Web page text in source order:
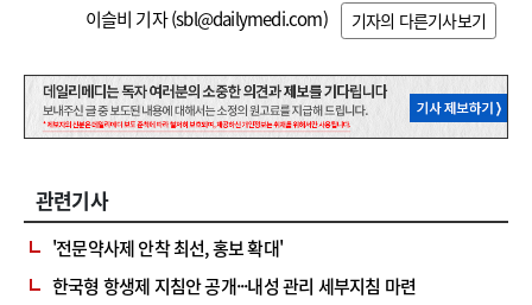
이슬비 기자 (sbl@dailymedi.com) 기자의 다른기사보기
관련기사
'전문약사제 안착 최선, 홍보 확대'
한국형 항생제 지침안 공개···내성 관리 세부지침 마련